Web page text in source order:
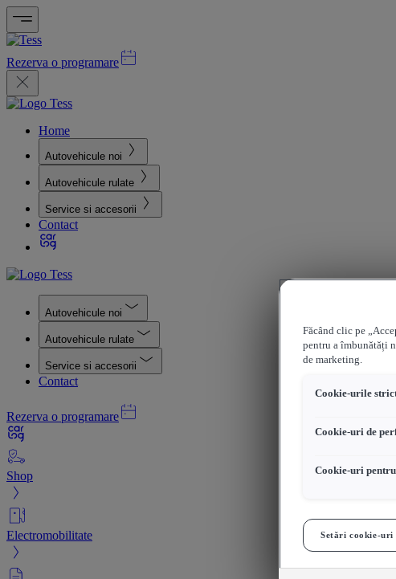
Rezerva o programare
Home
Autovehicule noi
Autovehicule rulate
Service si accesorii
Contact
Autovehicule noi
Autovehicule rulate
Service si accesorii
Contact
Rezerva o programare
Shop
Electromobilitate
Făcând clic pe
pentru a îmbunătăți
de marketing.
Cookie-urile
Cookie-uri de
Cookie-uri
Setări cookie-uri